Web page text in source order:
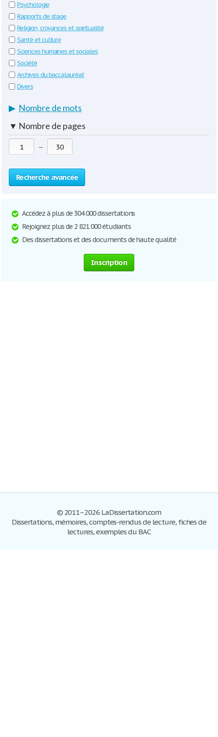
Psychologie
Rapports de stage
Religion, croyances et spiritualité
Santé et culture
Sciences humaines et sociales
Société
Archives du baccalauréat
Divers
▶ Nombre de mots
▼ Nombre de pages
—
Recherche avancée
Accédez à plus de 304 000 dissertations
Rejoignez plus de 2 821 000 étudiants
Des dissertations et des documents de haute qualité
Inscription
© 2011–2026 LaDissertation.com
Dissertations, mémoires, comptes-rendus de lecture, fiches de
lectures, exemples du BAC